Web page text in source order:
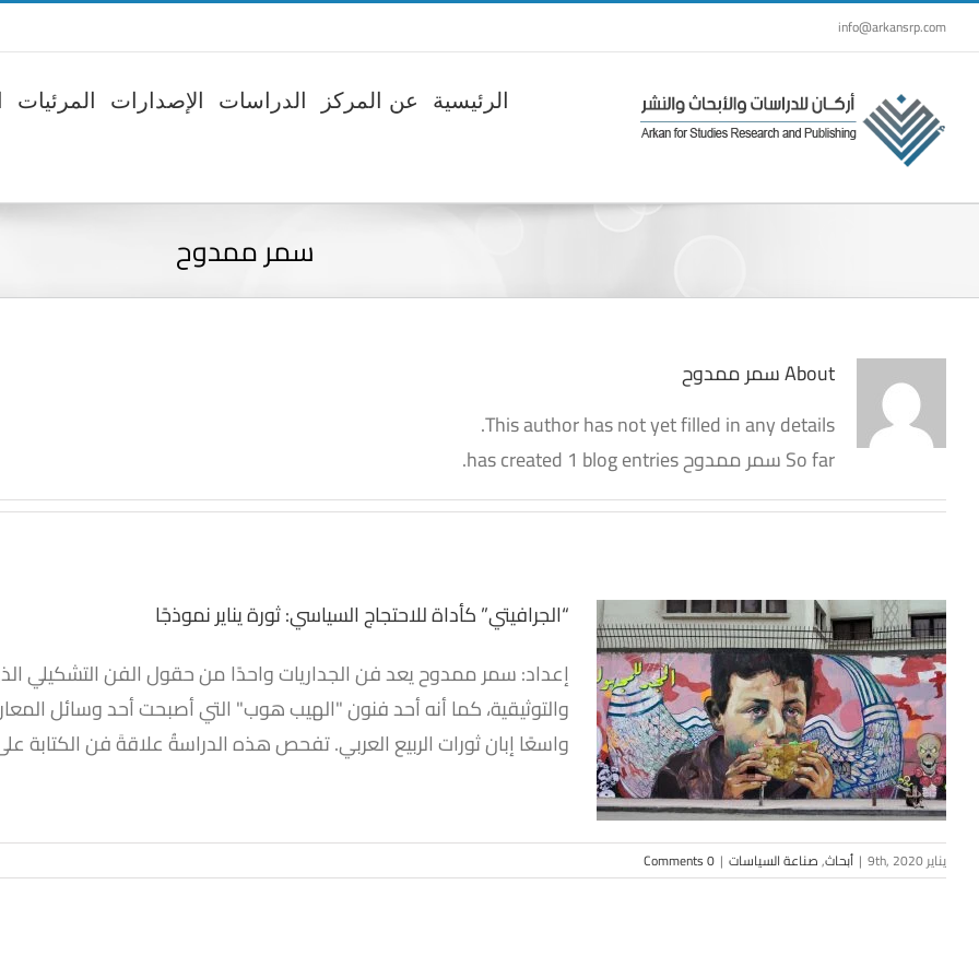
Skip
to
info@arkansrp.com
الرئيسية عن المركز الدراسات الإصدارات المرئيات
سمر ممدوح
Aboutسمر ممدوح
This author has not yet filled in any details.
So far سمر ممدوح has created 1 blog entries.
“الجرافيتي” كأداة للاحتجاج السياسي:
ثورة يناير نموذجًا
“الجرافيتي” كأداة للاحتجاج السياسي: ثورة يناير نموذجًا
إعداد: سمر ممدوح يعد فن الجداريات واحدًا من حقول الفن التشكيلي
والتوثيقية، كما أنه أحد فنون "الهيب هوب" التي أصبحت أحد وسائل
واسعًا إبان ثورات الربيع العربي. تفحص هذه الدراسةُ علاقةَ فن الكتابة
يناير 9th, 2020 | أبحاث,صناعة السياسات |
0 Comments